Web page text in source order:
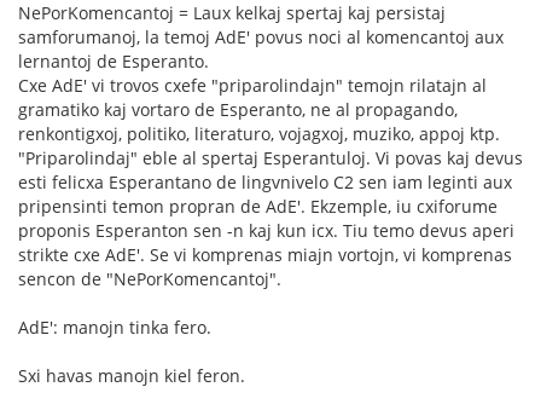
NePorKomencantoj = Laux kelkaj spertaj kaj persistaj
samforumanoj, la temoj AdE' povus noci al komencantoj aux
lernantoj de Esperanto.
Cxe AdE' vi trovos cxefe "priparolindajn" temojn rilatajn al
gramatiko kaj vortaro de Esperanto, ne al propagando,
renkontigxoj, politiko, literaturo, vojagxoj, muziko, appoj ktp.
"Priparolindaj" eble al spertaj Esperantuloj. Vi povas kaj devus
esti felicxa Esperantano de lingvnivelo C2 sen iam leginti aux
pripensinti temon propran de AdE'. Ekzemple, iu cxiforume
proponis Esperanton sen -n kaj kun icx. Tiu temo devus aperi
strikte cxe AdE'. Se vi komprenas miajn vortojn, vi komprenas
sencon de "NePorKomencantoj".
AdE': manojn tinka fero.
Sxi havas manojn kiel feron.